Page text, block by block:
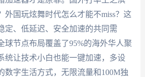
外国玩炫舞时代怎么才能不miss？这
定、低延迟、安全加速的共同需
球节点布局覆盖了95%的海外华人聚
统让技术小白也能一键加速，多设
数字生活方式，无限流量和100M独